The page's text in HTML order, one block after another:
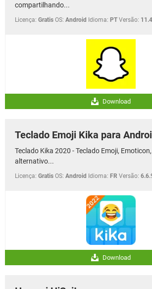
compartilhando...
Licença: Gratis OS: Android Idioma: PT Versão:
Download
Teclado Emoji Kika para
Teclado Kika 2020 - Teclado Emoji,
alternativo...
Licença: Gratis OS: Android Idioma: FR Versão:
Download